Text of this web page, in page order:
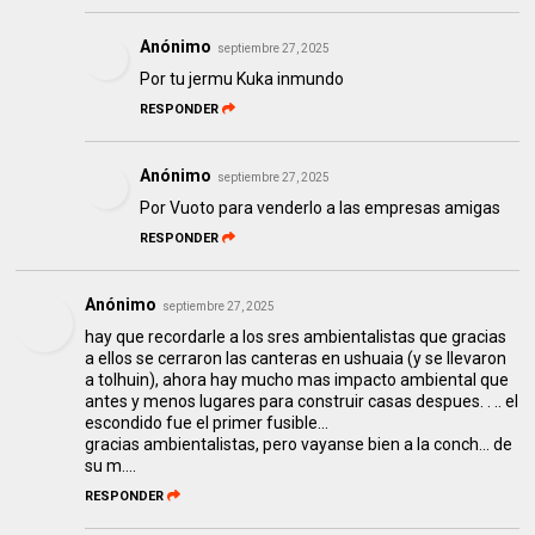
Anónimo septiembre 27, 2025
Por tu jermu Kuka inmundo
RESPONDER
Anónimo septiembre 27, 2025
Por Vuoto para venderlo a las empresas amigas
RESPONDER
Anónimo septiembre 27, 2025
hay que recordarle a los sres ambientalistas que gracias
a ellos se cerraron las canteras en ushuaia (y se llevaron
a tolhuin), ahora hay mucho mas impacto ambiental que
antes y menos lugares para construir casas despues. . .. el
escondido fue el primer fusible...
gracias ambientalistas, pero vayanse bien a la conch... de
su m....
RESPONDER